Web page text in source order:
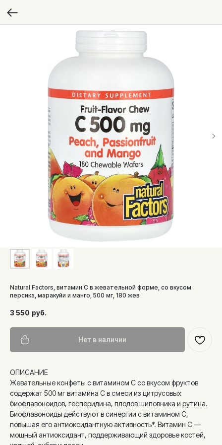
Natural Factors, витамин C в жевательной форме, со вкусом
персика, маракуйи и манго, 500 мг, 180 жев
3 550 руб.
Нет в наличии
ОПИСАНИЕ
Жевательные конфеты с витамином С со вкусом фруктов
содержат 500 мг витамина С в смеси из цитрусовых
биофлавоноидов, гесперидина, плодов шиповника и рутина.
Биофлавоноиды действуют в синергии с витамином С,
повышая его антиоксидантную активность*. Витамин С —
мощный антиоксидант, поддерживающий здоровье костей,